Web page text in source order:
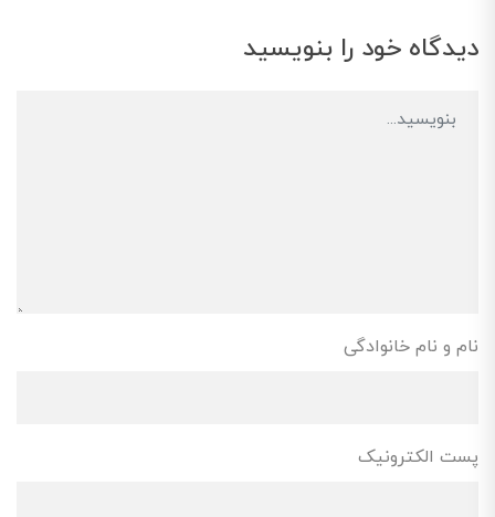
دیدگاه خود را بنویسید
نام و نام خانوادگی
پست الکترونیک